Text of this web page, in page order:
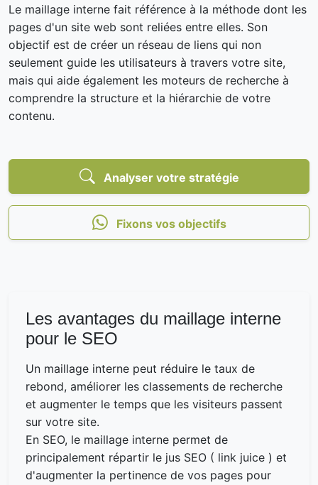
Le maillage interne fait référence à la méthode dont les
pages d'un site web sont reliées entre elles. Son
objectif est de créer un réseau de liens qui non
seulement guide les utilisateurs à travers votre site,
mais qui aide également les moteurs de recherche à
comprendre la structure et la hiérarchie de votre
contenu.
Analyser votre stratégie
Fixons vos objectifs
Les avantages du maillage interne
pour le SEO
Un maillage interne peut réduire le taux de
rebond, améliorer les classements de recherche
et augmenter le temps que les visiteurs passent
sur votre site.
En SEO, le maillage interne permet de
principalement répartir le jus SEO ( link juice ) et
d'augmenter la pertinence de vos pages pour